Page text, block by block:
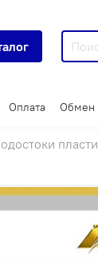
Оплата Обмен